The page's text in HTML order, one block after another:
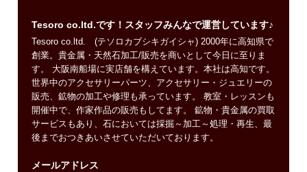
Tesoro co.ltd.です！スタッフみんなで運営しています♪
Tesoro co.ltd. (テソロカブシキガイシャ) 2000年に高知県で
創業。貴金属・天然石加工/販売を商いとして今日に至りま
す。 大阪南船場に実店舗を構えています。本社は高知です。
世界中のアクセサリーパーツ、アクセサリー・ジュエリーの
販売、鉱物の加工や修理も承っています。 教室・レッスンも
開催中で、作家作品の販売もしてます。 鉱物・貴金属の買取
サービスもあり、石においては採掘～加工～処理・再生、最
後までおつきあいさせていただいております。
メールアドレス